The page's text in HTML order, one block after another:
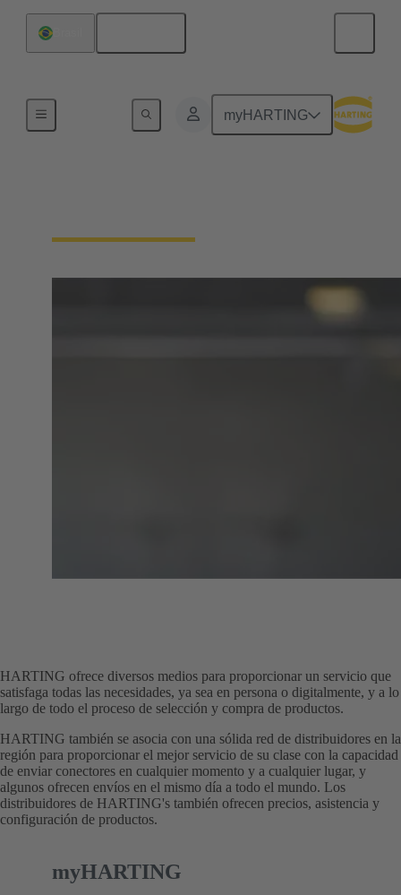
myHARTING
HARTING ofrece diversos medios para proporcionar un servicio que
satisfaga todas las necesidades, ya sea en persona o digitalmente, y a lo
largo de todo el proceso de selección y compra de productos.
HARTING también se asocia con una sólida red de distribuidores en la
región para proporcionar el mejor servicio de su clase con la capacidad
de enviar conectores en cualquier momento y a cualquier lugar, y
algunos ofrecen envíos en el mismo día a todo el mundo. Los
distribuidores de HARTING's también ofrecen precios, asistencia y
configuración de productos.
myHARTING